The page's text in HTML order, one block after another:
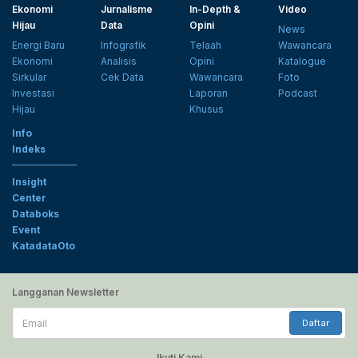
Ekonomi
Hijau
Energi Baru
Ekonomi
Sirkular
Investasi
Hijau
Jurnalisme
Data
Infografik
Analisis
Cek Data
In-Depth &
Opini
Telaah
Opini
Wawancara
Laporan
Khusus
Video
News
Wawancara
Katalogue
Foto
Podcast
Info
Indeks
Insight
Center
Databoks
Event
KatadataOto
Langganan Newsletter
Email
Daftar